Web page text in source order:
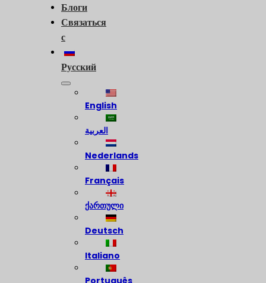
Блоги
Связаться
с
Русский
English
العربية
Nederlands
Français
ქართული
Deutsch
Italiano
Português